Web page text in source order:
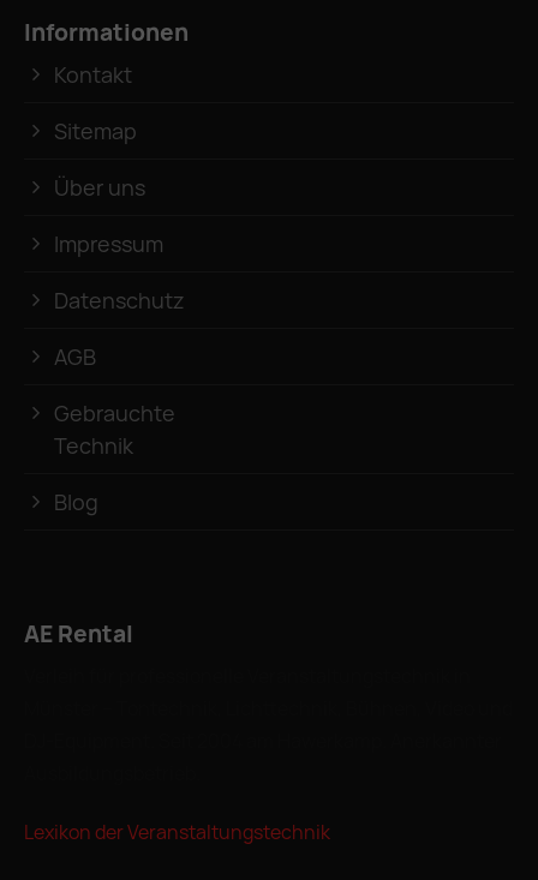
Informationen
Kontakt
Sitemap
Über uns
Impressum
Datenschutz
AGB
Gebrauchte
Technik
Blog
AE Rental
Lexikon der Veranstaltungstechnik